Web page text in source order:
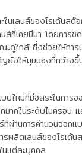
ในเลนส์ของโรเด้นส
ส์ที่เคยมีมา โดยการช
ะดูใกล้ ซึ่งช่วยให้การ
ยังให้มุมมองที่กว้างขึ้
บบใหม่ที่มีอิสระในกา
มากในระดับไมครอน
ผ่านการคำนวนออกแ
รผลิตเลนส์ของโรเด้
นแต่ละบุคคล